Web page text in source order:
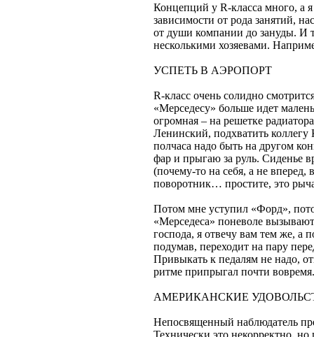
Концепций у R-класса много, а
зависимости от рода занятий,
от души компании до зануды. И
несколькими хозяевами.
УСПЕТЬ В АЭРОПОРТ
R-класс очень солидно
«Мерседесу» больше идет
огромная – на решетке
Ленинский, подхватить коллегу
полчаса надо быть на другом
фар и прыгаю за руль. Сиденье
(почему-то на себя, а не вперед,
поворотник… простите, это
Потом мне уступил «Форд»,
«Мерседеса» поневоле
господа, я отвечу вам тем же, а
подумав, переходит на пару
Привыкать к педалям не надо,
ритме припрыгал почти вовремя.
АМЕРИКАНСКИЕ
Непосвященный наблюдатель
Технически это некорректно, но